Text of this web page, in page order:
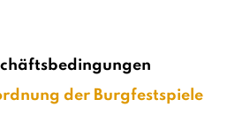
der Burgfestspiele